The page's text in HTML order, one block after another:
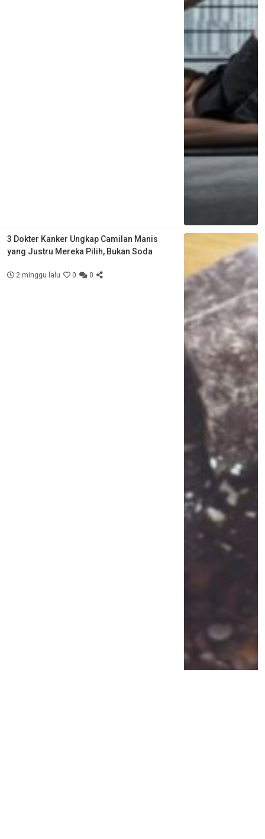
3 Dokter Kanker Ungkap Camilan Manis
yang Justru Mereka Pilih, Bukan Soda
2 minggu lalu 0 0